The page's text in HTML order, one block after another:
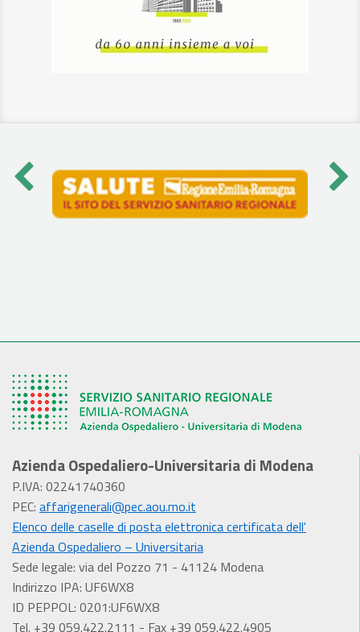
Azienda Ospedaliero-Universitaria di Modena
P.IVA: 02241740360
PEC: affarigenerali@pec.aou.mo.it
Elenco delle caselle di posta elettronica certificata dell'
Azienda Ospedaliero – Universitaria
Sede legale: via del Pozzo 71 - 41124 Modena
Indirizzo IPA: UF6WX8
ID PEPPOL: 0201:UF6WX8
Tel. +39 059.422.2111 - Fax +39 059.422.4905